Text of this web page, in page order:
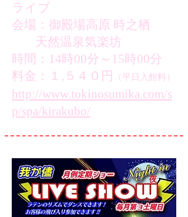
ライブ
会場：御殿場高原 時之栖
天然温泉気楽坊
時間：14時00分～15時00分
料金：１,５４０円
（平日入館料）
http://www.tokinosumika.com/s
p/spa/kirakubo/